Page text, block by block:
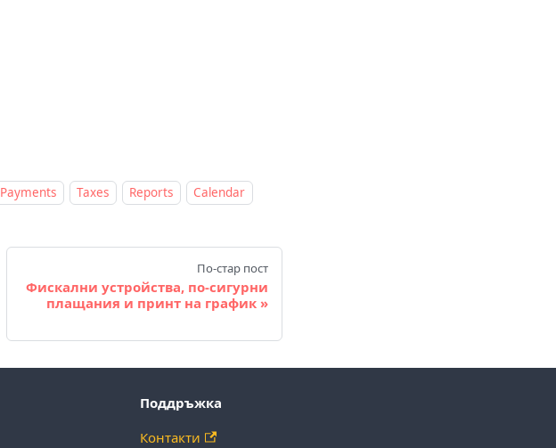
Payments Taxes Reports Calendar
По-стар пост
Фискални устройства, по-сигурни
плащания и принт на график
Поддръжка
Контакти